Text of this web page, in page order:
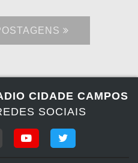
CIDADE CAMPOS
SOCIAIS